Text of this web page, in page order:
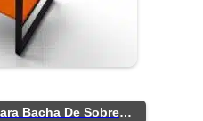
Vanitorio Compacto Para Bacha De Sobreponer